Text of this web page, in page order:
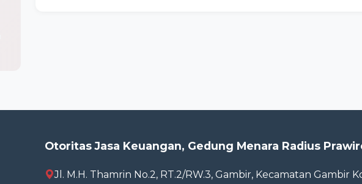
Otoritas Jasa Keuangan, Gedung Menara Radius
Jl. M.H. Thamrin No.2, RT.2/RW.3, Gambir, Kecamatan Gambir